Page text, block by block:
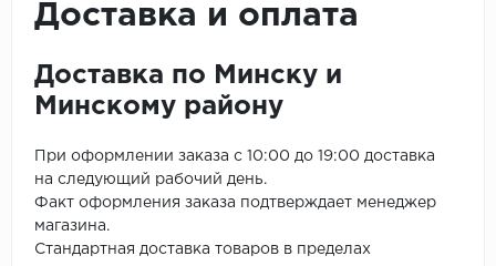
Доставка и оплата
Доставка по Минску и
Минскому району
При оформлении заказа с 10:00 до 19:00 доставка
на следующий рабочий день.
Факт оформления заказа подтверждает менеджер
магазина.
Стандартная доставка товаров в пределах